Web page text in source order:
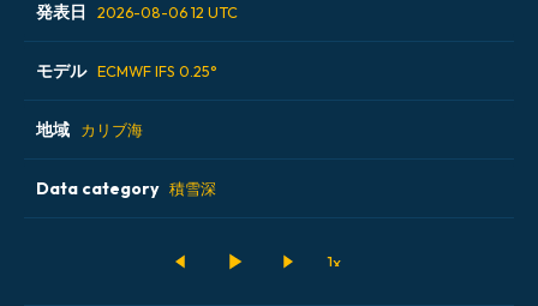
発表日 2026-08-06 12 UTC
2026-08-05 00 UTC
2026-08-05 12 UTC
2026-08-06 00 UTC
モデル ECMWF IFS 0.25°
ALADIN CZ 2.3 km
ECMWF AIFS [AI]
地域 カリブ海
アイスランド
Data category 積雪深